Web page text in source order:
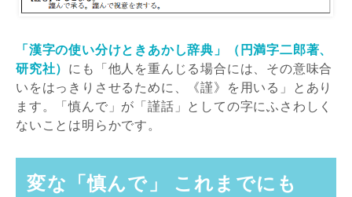
「漢字の使い分けときあかし辞典」（円満字二郎著、
研究社） にも「他人を重んじる場合には、その意味合
いをはっきりさせるために、《謹》を用いる」とあり
ます。「慎んで」が「謹話」としての字にふさわしく
ないことは明らかです。
変な「慎んで」 これまでにも